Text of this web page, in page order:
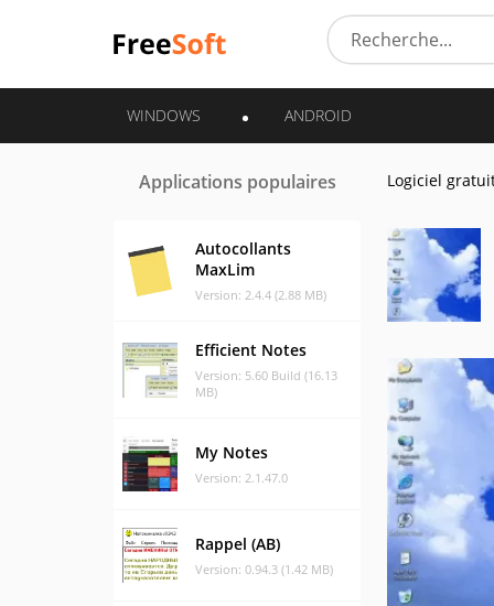
WINDOWS ANDROID
Applications populaires
Autocollants
MaxLim
Version: 2.4.4 (2.88 MB)
Efficient Notes
Version: 5.60 Build (16.13
MB)
My Notes
Version: 2.1.47.0
Rappel (AB)
Version: 0.94.3 (1.42 MB)
Logiciel